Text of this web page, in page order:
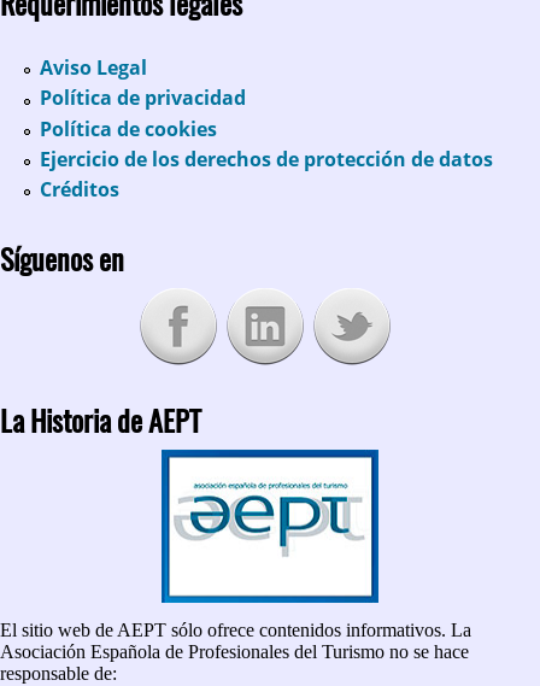
Aviso Legal
Política de privacidad
Política de cookies
Ejercicio de los derechos de protección de datos
Créditos
Síguenos en
La Historia de AEPT
El sitio web de AEPT sólo ofrece contenidos informativos. La
Asociación Española de Profesionales del Turismo no se hace
responsable de: